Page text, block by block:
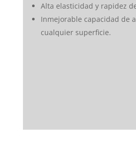
Alta elasticidad y rapidez
Inmejorable capacidad de
cualquier superficie.